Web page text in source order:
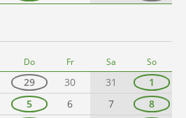
Do Fr Sa So
29 30 31
1
5 6 7
8